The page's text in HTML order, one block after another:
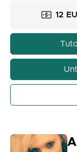
Lektionen zu12